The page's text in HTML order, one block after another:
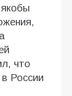
что
России